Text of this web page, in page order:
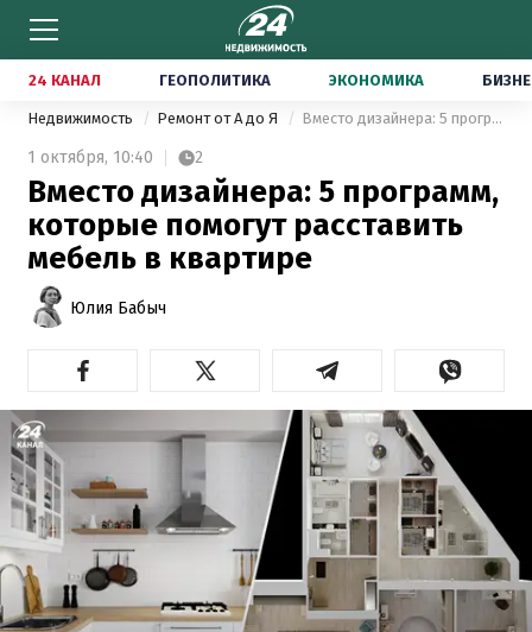
24 КАНАЛ ГЕОПОЛИТИКА ЭКОНОМИКА
Недвижимость Ремонт от А до Я Вместо дизайнера: 5 программ, которые помогут расставить мебель в квартире
1 октября, 10:40 2
Вместо дизайнера: 5 программ,
которые помогут расставить
мебель в квартире
Юлия Бабыч